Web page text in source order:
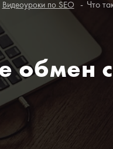
Видеоуроки по SEO Что
обмен